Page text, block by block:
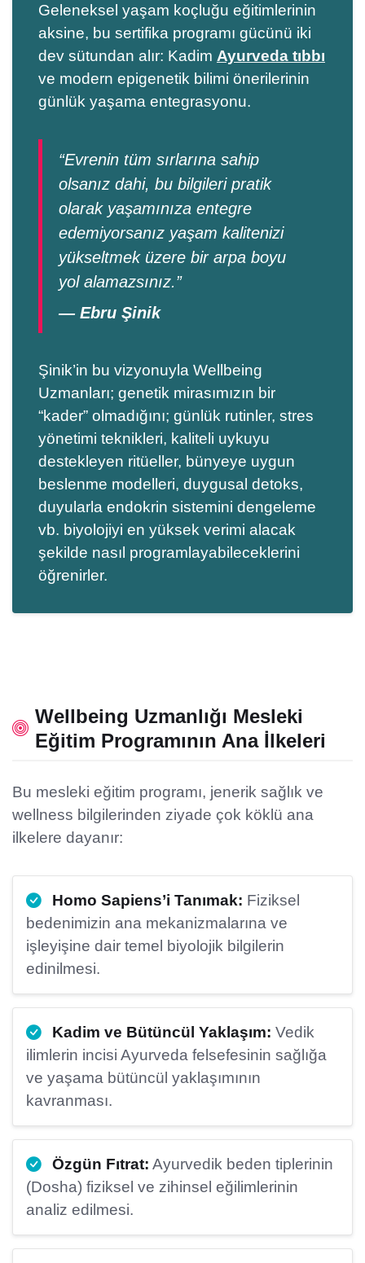
Geleneksel yaşam koçluğu eğitimlerinin
aksine, bu sertifika programı gücünü iki
dev sütundan alır: Kadim Ayurveda tıbbı
ve modern epigenetik bilimi önerilerinin
günlük yaşama entegrasyonu.
“Evrenin tüm sırlarına sahip
olsanız dahi, bu bilgileri pratik
olarak yaşamınıza entegre
edemiyorsanız yaşam kalitenizi
yükseltmek üzere bir arpa boyu
yol alamazsınız.”
— Ebru Şinik
Şinik’in bu vizyonuyla Wellbeing
Uzmanları; genetik mirasımızın bir
“kader” olmadığını; günlük rutinler, stres
yönetimi teknikleri, kaliteli uykuyu
destekleyen ritüeller, bünyeye uygun
beslenme modelleri, duygusal detoks,
duyularla endokrin sistemini dengeleme
vb. biyolojiyi en yüksek verimi alacak
şekilde nasıl programlayabileceklerini
öğrenirler.
Wellbeing Uzmanlığı Mesleki
Eğitim Programının Ana İlkeleri
Bu mesleki eğitim programı, jenerik sağlık ve
wellness bilgilerinden ziyade çok köklü ana
ilkelere dayanır:
Homo Sapiens’i Tanımak: Fiziksel
bedenimizin ana mekanizmalarına ve
işleyişine dair temel biyolojik bilgilerin
edinilmesi.
Kadim ve Bütüncül Yaklaşım: Vedik
ilimlerin incisi Ayurveda felsefesinin sağlığa
ve yaşama bütüncül yaklaşımının
kavranması.
Özgün Fıtrat: Ayurvedik beden tiplerinin
(Dosha) fiziksel ve zihinsel eğilimlerinin
analiz edilmesi.